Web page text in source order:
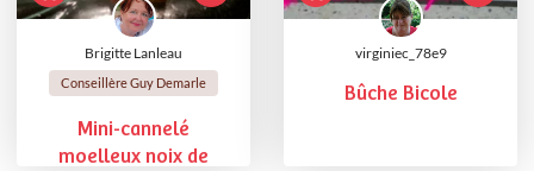
Brigitte Lanleau
Conseillère Guy Demarle
Mini-cannelé
moelleux noix de
virginiec_78e9
Bûche Bicole